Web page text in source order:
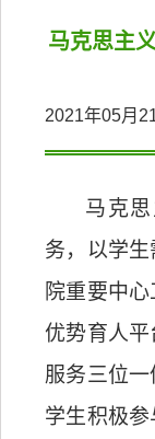
马克思主
2021年05
马克
务，以学
院重要中
优势育人
服务三位
学生积极